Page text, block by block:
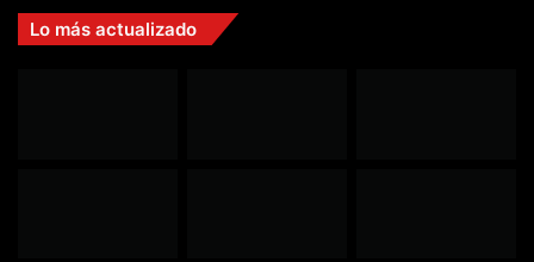
Lo más actualizado